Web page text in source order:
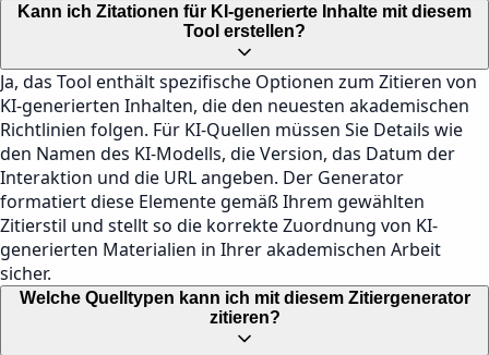
Kann ich Zitationen für KI-generierte Inhalte mit diesem
Tool erstellen?
Ja, das Tool enthält spezifische Optionen zum Zitieren von
KI-generierten Inhalten, die den neuesten akademischen
Richtlinien folgen. Für KI-Quellen müssen Sie Details wie
den Namen des KI-Modells, die Version, das Datum der
Interaktion und die URL angeben. Der Generator
formatiert diese Elemente gemäß Ihrem gewählten
Zitierstil und stellt so die korrekte Zuordnung von KI-
generierten Materialien in Ihrer akademischen Arbeit
sicher.
Welche Quelltypen kann ich mit diesem Zitiergenerator
zitieren?